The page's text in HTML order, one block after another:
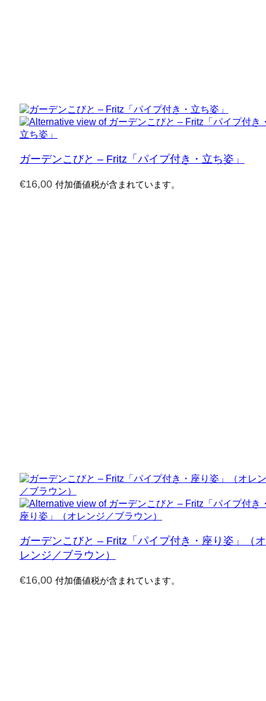
ガーデンこびと – Fritz「パイプ付き・立ち姿」
€16,00 付加価値税が含まれています。
ガーデンこびと – Fritz「パイプ付き・座り姿」（オ
レンジ／ブラウン）
€16,00 付加価値税が含まれています。